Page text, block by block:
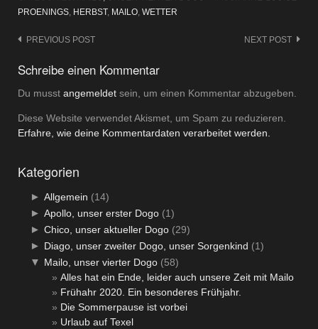
PROENINGS, HERBST, MAILO, WETTER
Post
navigation
PREVIOUS POST NEXT POST
Schreibe einen Kommentar
Du musst angemeldet sein, um einen Kommentar abzugeben.
Diese Website verwendet Akismet, um Spam zu reduzieren.
Erfahre, wie deine Kommentardaten verarbeitet werden.
Kategorien
► Allgemein (14)
► Apollo, unser erster Dogo(1)
► Chico, unser aktueller Dogo(29)
► Diago, unser zweiter Dogo, unser Sorgenkind (1)
▼ Mailo, unser vierter Dogo(58)
Alles hat ein Ende, leider auch unsere Zeit mit Mailo
Frühahr 2020. Ein besonderes Frühjahr.
Die Sommerpause ist vorbei
Urlaub auf Texel